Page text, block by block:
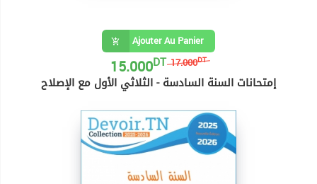
Ajouter Au Panier
17.000DT
15.000DT
إمتحانات السنة السادسة - الثلاثي الأول مع الإصلاح